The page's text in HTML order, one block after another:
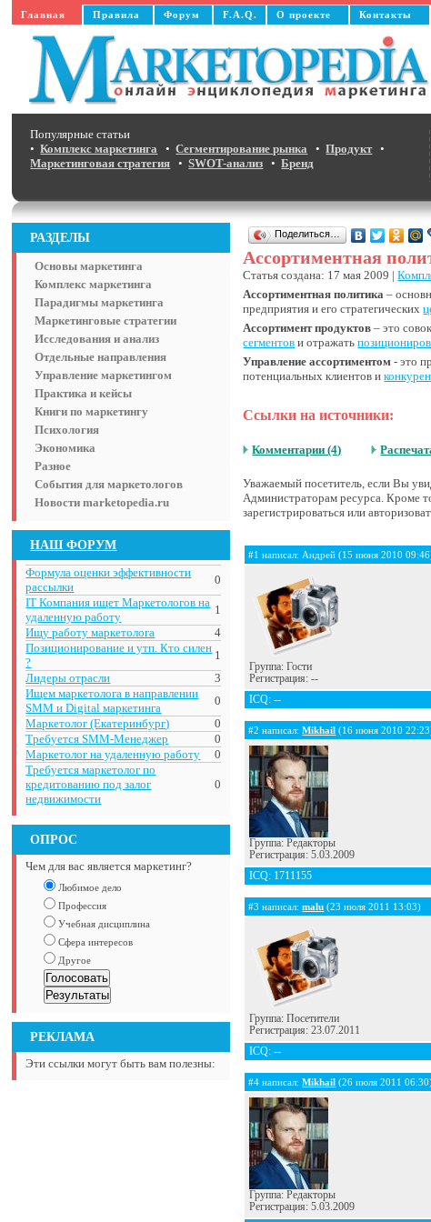
Главная Правила Форум F.A.Q. О проекте Контакты
Популярные статьи
•Комплекс маркетинга •Сегментирование рынка •Продукт•
Маркетинговая стратегия •SWOT-анализ •Бренд
РАЗДЕЛЫ
Основы маркетинга
Комплекс маркетинга
Парадигмы маркетинга
Маркетинговые стратегии
Исследования и анализ
Отдельные направления
Управление маркетингом
Практика и кейсы
Книги по маркетингу
Психология
Экономика
Разное
События для маркетологов
Новости marketopedia.ru
НАШ ФОРУМ
Формула оценки эффективности
рассылки
0
IT Компания ищет Маркетологов на
удаленную работу
1
Ищу работу маркетолога
4
Позиционирование и утп. Кто силен
?
1
Лидеры отрасли
3
Ищем маркетолога в направлении
SMM и Digital маркетинга
0
Маркетолог (Екатеринбург)
0
Требуется SMM-Менеджер
0
Маркетолог на удаленную работу
0
Требуется маркетолог по
кредитованию под залог
недвижимости
0
ОПРОС
Чем для вас является маркетинг?
Любимое дело
Профессия
Учебная дисциплина
Сфера интересов
Другое
РЕКЛАМА
Эти ссылки могут быть вам полезны:
Поделиться…
Ассортиментная
Статья создана: 17 мая 2009 |
Ассортиментная политика –
предприятия и его стратегических
Ассортимент продуктов – это
сегментов и отражать
Управление ассортиментом - это
потенциальных клиентов и
Ссылки на источники:
Комментарии (4)
Уважаемый посетитель, если Вы
Администраторам ресурса. Кроме
зарегистрироваться или
#1 написал: Андрей (15 июня 2010
Группа: Гости
Регистрация: --
ICQ: --
#2 написал:Mikhail (16 июня 2010
Группа: Редакторы
Регистрация: 5.03.2009
ICQ: 1711155
#3 написал:malu (23 июля 2011 13:03)
Группа: Посетители
Регистрация: 23.07.2011
ICQ: --
#4 написал:Mikhail (26 июля 2011
Группа: Редакторы
Регистрация: 5.03.2009